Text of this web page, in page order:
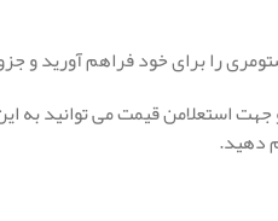
را برای خود فراهم آورید و
استعلامن قیمت می توانید به
دهید.